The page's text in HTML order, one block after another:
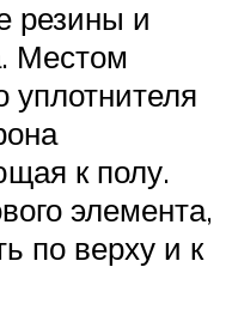
резины и
Местом
уплотнителя
к полу.
элемента,
по верху и к